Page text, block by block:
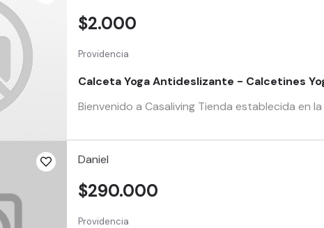
Providencia
Calceta Yoga Antideslizante - Calcetines
Bienvenido a Casaliving Tienda establecida en
$2.000
Daniel
Providencia
$290.000